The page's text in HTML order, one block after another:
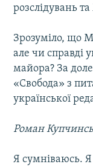
розслідувань
Зрозуміло, що
але чи справді
майора? За
«Свобода» з
української
Роман
Я сумніваюсь.